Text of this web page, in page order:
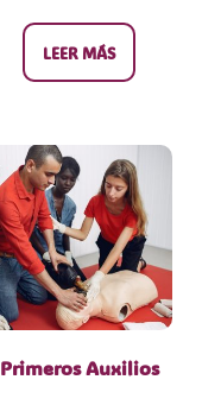
LEER MÁS
Primeros Auxilios